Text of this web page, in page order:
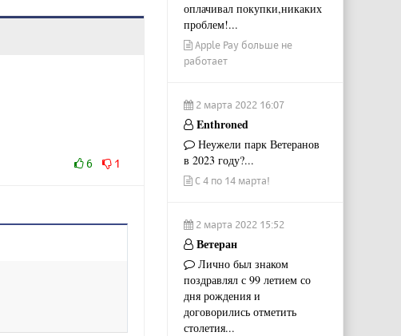
6 1
оплачивал покупки,никаких
проблем!...
Apple Pay больше не
работает
2 марта 2022 16:07
Enthroned
Неужели парк Ветеранов
в 2023 году?...
С 4 по 14 марта!
2 марта 2022 15:52
Ветеран
Лично был знаком
поздравлял с 99 летием со
дня рождения и
договорились отметить
столетия...